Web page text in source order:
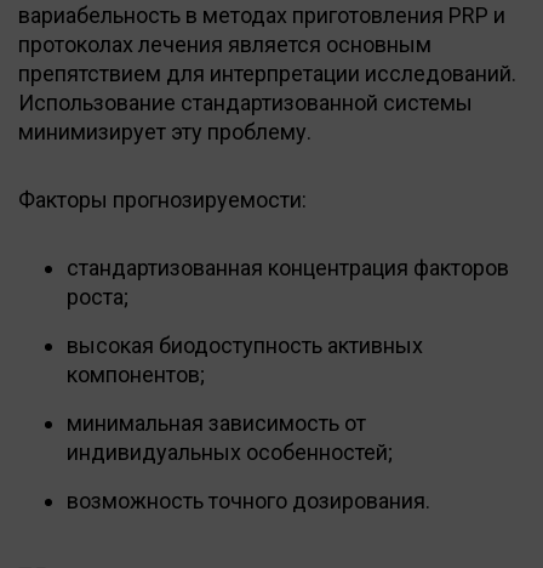
вариабельность в методах приготовления PRP и
протоколах лечения является основным
препятствием для интерпретации исследований.
Использование стандартизованной системы
минимизирует эту проблему.
Факторы прогнозируемости:
стандартизованная концентрация факторов
роста;
высокая биодоступность активных
компонентов;
минимальная зависимость от
индивидуальных особенностей;
возможность точного дозирования.